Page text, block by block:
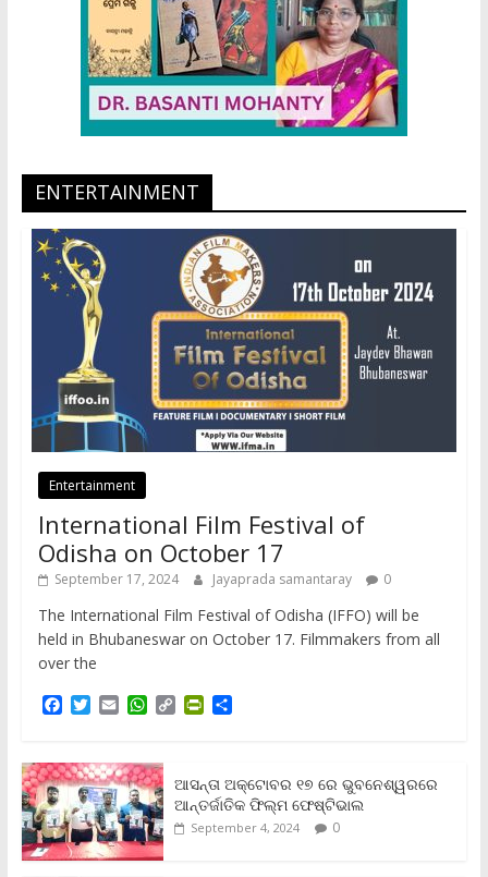
ENTERTAINMENT
Entertainment
International Film Festival of
Odisha on October 17
September 17, 2024 Jayaprada samantaray 0
The International Film Festival of Odisha (IFFO) will be
held in Bhubaneswar on October 17. Filmmakers from all
over the
F
e
b
o
o
k
T
t
t
e
r
E
i
l
W
t
s
A
p
p
C
L
i
n
k
P
t
F
r
i
S
e
ଆସନ୍ତା ଅକ୍ଟୋବର ୧୭ ରେ ଭୁବନେଶ୍ୱରରେ
ଆନ୍ତର୍ଜାତିକ ଫିଲ୍ମ ଫେଷ୍ଟିଭାଲ
September 4, 2024 0